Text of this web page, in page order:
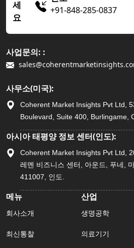
세
요
+91-848-285-0837
사업문의: :
사무소(미국):
Coherent Market Insights Pvt Ltd,
Boulevard, Suite 400, Burlingame,
아시아 태평양 정보 센터(인도):
Coherent Market Insights Pvt Ltd,
레멘 비즈니스 센터, 아운드, 푸네,
411007, 인도.
메뉴
회사소개
최신통찰
산업
생명공학
의료기기